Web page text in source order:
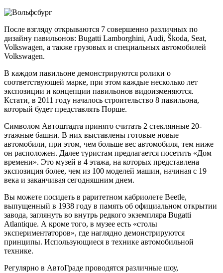
После взгляду открываются 7 совершенно различных по
дизайну павильонов: Bugatti Lamborghini, Audi, Škoda, Seat,
Volkswagen, а также грузовых и специальных автомобилей
Volkswagen.
В каждом павильоне демонстрируются ролики о
соответствующей марке, при этом каждые несколько лет
экспозиции и концепции павильонов видоизменяются.
Кстати, в 2011 году началось строительство 8 павильона,
который будет представлять Порше.
Символом Автоштадта принято считать 2 стеклянные 20-
этажные башни. В них выставлены готовые новые
автомобили, при этом, чем больше вес автомобиля, тем ниже
он расположен. Далее туристам предлагается посетить «Дом
времени». Это музей в 4 этажа, на которых представлена
экспозиция более, чем из 100 моделей машин, начиная с 19
века и заканчивая сегодняшним днем.
Вы можете посидеть в раритетном кабриолете Beetle,
выпущенный в 1938 году в память об официальном открытии
завода, заглянуть во внутрь редкого экземпляра Bugatti
Atlantique. А кроме того, в музее есть «столы
экспериментаторов», где наглядно демонстрируются
принципы. Использующиеся в технике автомобильной
технике.
Регулярно в АвтоГраде проводятся различные шоу,